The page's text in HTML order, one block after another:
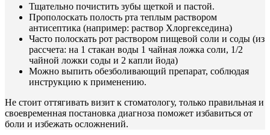
Тщательно почистить зубы щеткой и пастой.
Прополоскать полость рта теплым раствором
антисептика (например: раствор Хлоргекседина)
Часто полоскать рот раствором пищевой соли и соды (из
рассчета: на 1 стакан воды 1 чайная ложка соли, 1/2
чайной ложки соды и 2 капли йода)
Можно выпить обезболивающий препарат, соблюдая
инструкцию к применению.
Не стоит оттягивать визит к стоматологу, только правильная и
своевременная постановка диагноза поможет избавиться от
боли и избежать осложнений.